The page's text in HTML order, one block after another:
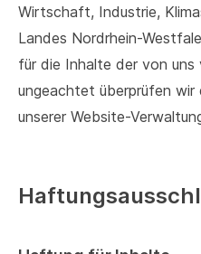
Wirtschaft, Industrie,
Landes Nordrhein-
für die Inhalte der von uns
ungeachtet überprüfen wir
unserer Website-